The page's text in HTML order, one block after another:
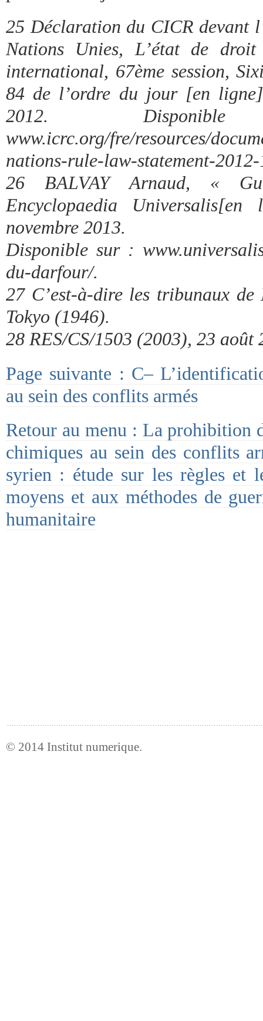
25 Déclaration du CICR devant
Nations Unies, L’état de
international, 67ème session,
84 de l’ordre du jour [en
2012.
www.icrc.org/fre/resources/
nations-rule-law-statement-2012-
26 BALVAY Arnaud, «
Encyclopaedia
novembre 2013.
Disponible sur :
du-darfour/.
27 C’est-à-dire les tribunaux
Tokyo (1946).
28 RES/CS/1503 (2003), 23 août
Page suivante : C–
au sein des conflits armés
Retour au menu : La prohibition
chimiques au sein des conflits
syrien : étude sur les règles et
moyens et aux méthodes de
humanitaire
© 2014 Institut numerique.